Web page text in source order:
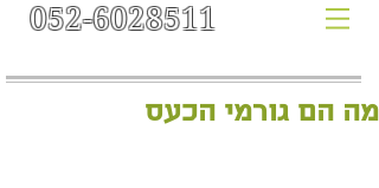
052-6028511
מה הם גורמי הכעס